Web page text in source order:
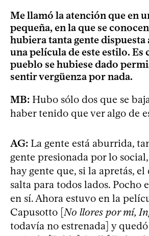
Me llamó la atención que en
pequeña, en la que se
hubiera tanta gente dispuesta
una película de este estilo. Es
pueblo se hubiese dado
sentir vergüenza por nada.
MB: Hubo sólo dos que se
haber tenido que ver algo de
AG: La gente está aburrida,
gente presionada por lo
hay gente que, si la apretás,
salta para todos lados. Pocho
en sí. Ahora estuvo en la
Capusotto [No llores por mí,
todavía no estrenada] y